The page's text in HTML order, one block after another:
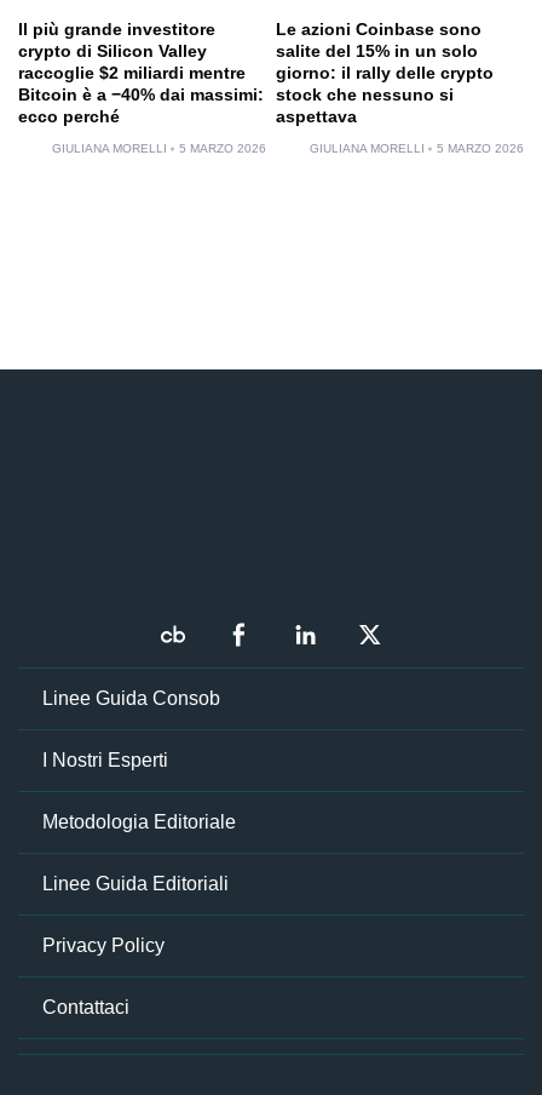
Il più grande investitore
crypto di Silicon Valley
raccoglie $2 miliardi mentre
Bitcoin è a −40% dai massimi:
ecco perché
GIULIANA MORELLI 5 MARZO 2026
Le azioni Coinbase sono
salite del 15% in un solo
giorno: il rally delle crypto
stock che nessuno si
aspettava
GIULIANA MORELLI 5 MARZO 2026
Linee Guida Consob
I Nostri Esperti
Metodologia Editoriale
Linee Guida Editoriali
Privacy Policy
Contattaci